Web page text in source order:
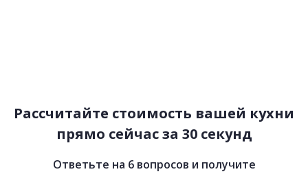
78 000 руб.
Рассчитайте стоимость вашей кухни
прямо сейчас за 30 секунд
Ответьте на 6 вопросов и получите